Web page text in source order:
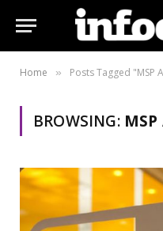
Home » Posts Tagged "MSP
BROWSING: